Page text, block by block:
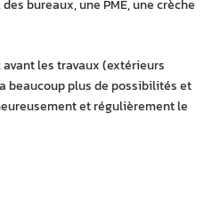
bureaux, une PME, une crèche
les travaux (extérieurs
beaucoup plus de possibilités et
et régulièrement le